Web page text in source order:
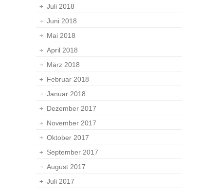
Juli 2018
Juni 2018
Mai 2018
April 2018
März 2018
Februar 2018
Januar 2018
Dezember 2017
November 2017
Oktober 2017
September 2017
August 2017
Juli 2017